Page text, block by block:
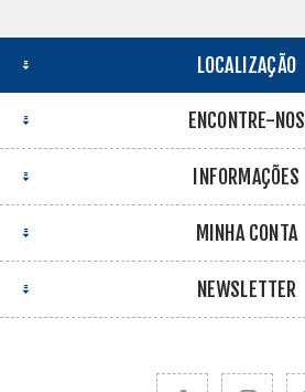
LOCALIZAÇÃO
ENCONTRE-NOS
INFORMAÇÕES
MINHA CONTA
NEWSLETTER